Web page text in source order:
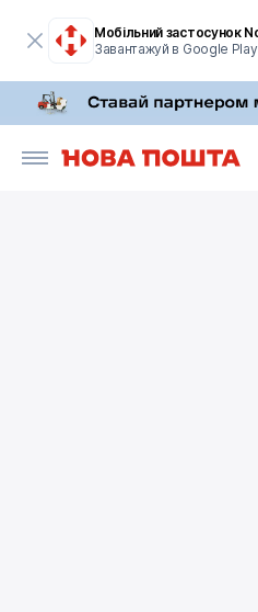
Мобільний застосунок
Завантажуй в Google Play